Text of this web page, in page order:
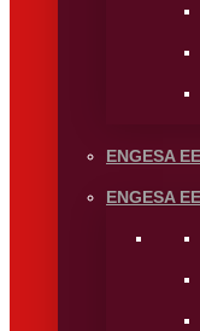
ENGESA
ENGESA